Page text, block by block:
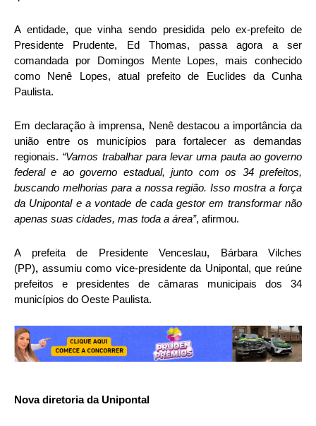
A entidade, que vinha sendo presidida pelo ex-prefeito de
Presidente Prudente, Ed Thomas, passa agora a ser
comandada por Domingos Mente Lopes, mais conhecido
como Nenê Lopes, atual prefeito de Euclides da Cunha
Paulista.
Em declaração à imprensa, Nenê destacou a importância da
união entre os municípios para fortalecer as demandas
regionais. “Vamos trabalhar para levar uma pauta ao governo
federal e ao governo estadual, junto com os 34 prefeitos,
buscando melhorias para a nossa região. Isso mostra a força
da Unipontal e a vontade de cada gestor em transformar não
apenas suas cidades, mas toda a área”, afirmou.
A prefeita de Presidente Venceslau, Bárbara Vilches
(PP), assumiu como vice-presidente da Unipontal, que reúne
prefeitos e presidentes de câmaras municipais dos 34
municípios do Oeste Paulista.
Nova diretoria da Unipontal